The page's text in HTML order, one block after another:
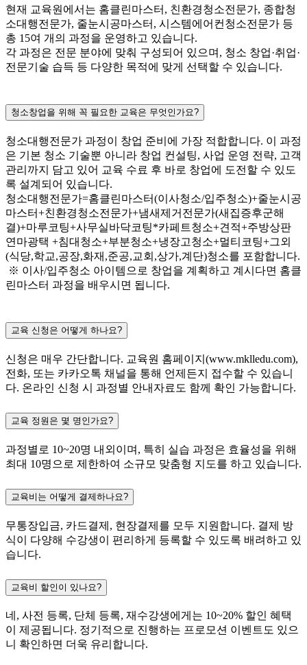
현재 교육원에서는 홈클린마스터, 친환경청소전문가, 종합청
소대행전문가, 줄눈시공마스터, 시스템에어컨청소전문가 등
총 15여 개의 과정을 운영하고 있습니다.
각 과정은 전문 분야에 맞춰 구성되어 있으며, 청소 창업·취업·
전문기술 습득 등 다양한 목적에 맞게 선택할 수 있습니다.
청소창업을 위해 꼭 필요한 교육은 무엇인가요?
청소대행전문가 과정이 창업 준비에 가장 적합합니다. 이 과정
은 기본 청소 기술뿐 아니라 창업 컨설팅, 사업 운영 전략, 고객
관리까지 담고 있어 교육 수료 후 바로 창업에 도전할 수 있도
록 설계되어 있습니다.
청소대행전문가=홈클린마스터(이사청소/입주청소)+줄눈시공
마스터+친환경청소전문가+냄새제거전문가(새집증후군해
결)+마루코팅+사무실바닥코팅*카페트청소+견적+주방상판
연마광택 +침대청소+부분청소+냉장고청소+멀티코팅+그외
(식당,학교,공장,화재,준공,교회,상가,계단)청소를 포함합니다.
※ 이사/입주청소 아이템으로 창업을 계획하고 계시다면 홈클
린마스터 과정을 배우시면 됩니다.
교육 신청은 어떻게 하나요?
신청은 매우 간단합니다. 교육원 홈페이지(www.mklledu.com),
전화, 또는 카카오톡 채널을 통해 언제든지 접수할 수 있습니
다. 온라인 신청 시 과정별 안내자료도 함께 확인 가능합니다.
교육 정원은 몇 명인가요?
과정별로 10~20명 내외이며, 특히 실습 과정은 효율성을 위해
최대 10명으로 제한하여 소규모 맞춤형 지도를 하고 있습니다.
교육비는 어떻게 결제하나요?
무통장입금, 카드결제, 현장결제를 모두 지원합니다. 결제 방
식이 다양해 수강생이 편리하게 등록할 수 있도록 배려하고 있
습니다.
교육비 할인이 있나요?
네, 사전 등록, 단체 등록, 재수강생에게는 10~20% 할인 혜택
이 제공됩니다. 정기적으로 진행하는 프로모션 이벤트도 있으
니 확인하면 더욱 유리합니다.